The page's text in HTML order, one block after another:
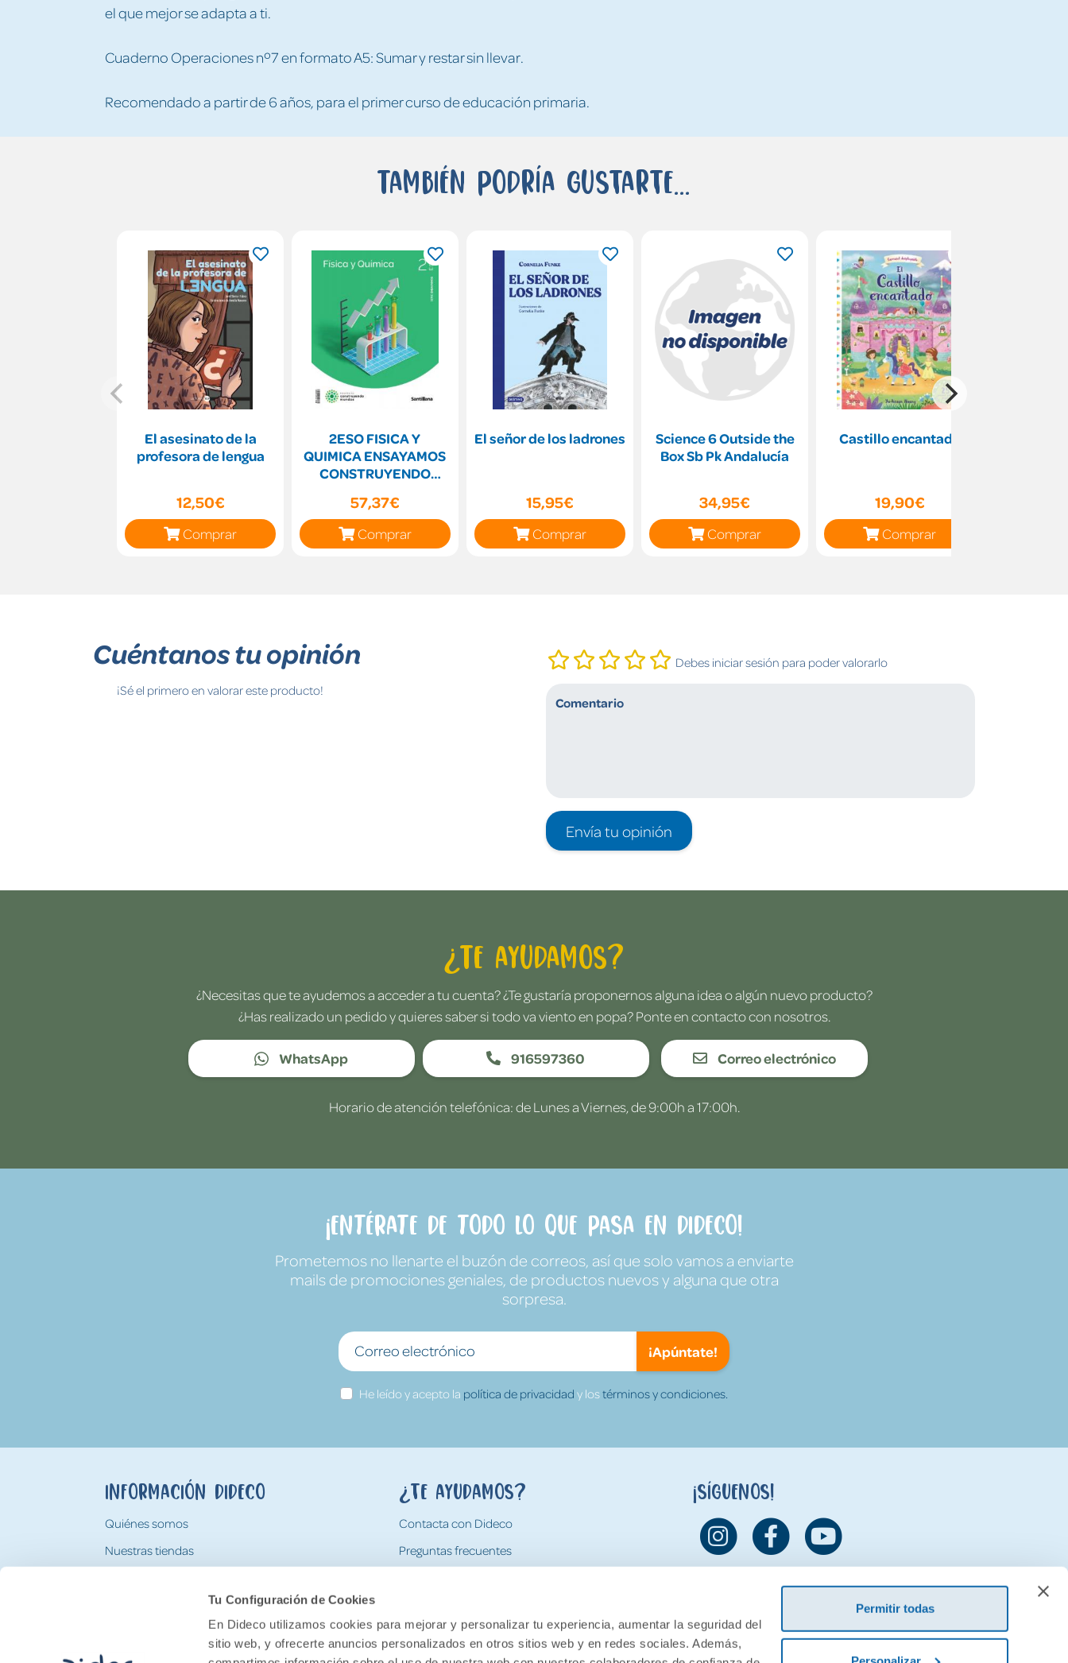
Tu Configuración de Cookies
En Dideco utilizamos cookies para mejorar y personalizar tu experiencia, aumentar la seguridad del
sitio web, y ofrecerte anuncios personalizados en otros sitios web y en redes sociales. Además,
Permitir todas
el que mejor se adapta a ti.
Cuaderno Operaciones nº7 en formato A5: Sumar y restar sin llevar.
Recomendado a partir de 6 años, para el primer curso de educación primaria.
También podría gustarte...
El asesinato de la
profesora de lengua
12,50€
Comprar
2ESO FISICA Y
QUIMICA ENSAYAMOS
CONSTRUYENDO
57,37€
Comprar
El señor de los ladrones
15,95€
Comprar
Science 6 Outside the
Box Sb Pk Andalucía
34,95€
Comprar
Castillo encantado
19,90€
Comprar
Cuéntanos tu opinión
¡Sé el primero en valorar este producto!
Debes iniciar sesión para poder valorarlo
Envía tu opinión
¿Te ayudamos?
¿Necesitas que te ayudemos a acceder a tu cuenta? ¿Te gustaría proponernos alguna idea o algún nuevo producto?
¿Has realizado un pedido y quieres saber si todo va viento en popa? Ponte en contacto con nosotros.
WhatsApp 916597360 Correo electrónico
Horario de atención telefónica: de Lunes a Viernes, de 9:00h a 17:00h.
¡Entérate de todo lo que pasa en Dideco!
Prometemos no llenarte el buzón de correos, así que solo vamos a enviarte
mails de promociones geniales, de productos nuevos y alguna que otra
sorpresa.
¡Apúntate!
He leído y acepto la política de privacidad y lostérminos y condiciones.
Información Dideco
Quiénes somos
Nuestras tiendas
Tarjeta Regalo Dideco
¿Te ayudamos?
Contacta con Dideco
Preguntas frecuentes
Devoluciones
¡Síguenos!